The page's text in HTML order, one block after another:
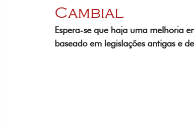
Cambial
Espera-se que haja uma melhoria
baseado em legislações antigas e